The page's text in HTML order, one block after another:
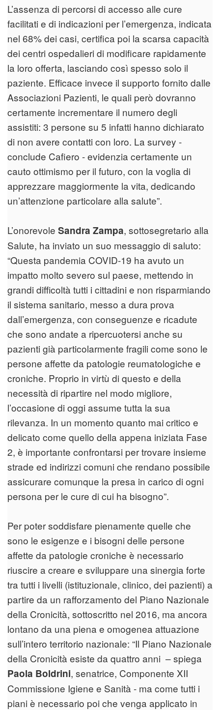
L’assenza di percorsi di accesso alle cure
facilitati e di indicazioni per l’emergenza, indicata
nel 68% dei casi, certifica poi la scarsa capacità
dei centri ospedalieri di modificare rapidamente
la loro offerta, lasciando così spesso solo il
paziente. Efficace invece il supporto fornito dalle
Associazioni Pazienti, le quali però dovranno
certamente incrementare il numero degli
assistiti: 3 persone su 5 infatti hanno dichiarato
di non avere contatti con loro. La survey -
conclude Cafiero - evidenzia certamente un
cauto ottimismo per il futuro, con la voglia di
apprezzare maggiormente la vita, dedicando
un’attenzione particolare alla salute”.
L’onorevole Sandra Zampa, sottosegretario alla
Salute, ha inviato un suo messaggio di saluto:
“Questa pandemia COVID-19 ha avuto un
impatto molto severo sul paese, mettendo in
grandi difficoltà tutti i cittadini e non risparmiando
il sistema sanitario, messo a dura prova
dall’emergenza, con conseguenze e ricadute
che sono andate a ripercuotersi anche su
pazienti già particolarmente fragili come sono le
persone affette da patologie reumatologiche e
croniche. Proprio in virtù di questo e della
necessità di ripartire nel modo migliore,
l’occasione di oggi assume tutta la sua
rilevanza. In un momento quanto mai critico e
delicato come quello della appena iniziata Fase
2, è importante confrontarsi per trovare insieme
strade ed indirizzi comuni che rendano possibile
assicurare comunque la presa in carico di ogni
persona per le cure di cui ha bisogno”.
Per poter soddisfare pienamente quelle che
sono le esigenze e i bisogni delle persone
affette da patologie croniche è necessario
riuscire a creare e sviluppare una sinergia forte
tra tutti i livelli (istituzionale, clinico, dei pazienti) a
partire da un rafforzamento del Piano Nazionale
della Cronicità, sottoscritto nel 2016, ma ancora
lontano da una piena e omogenea attuazione
sull’intero territorio nazionale: “Il Piano Nazionale
della Cronicità esiste da quattro anni – spiega
Paola Boldrini, senatrice, Componente XII
Commissione Igiene e Sanità - ma come tutti i
piani è necessario poi che venga applicato in